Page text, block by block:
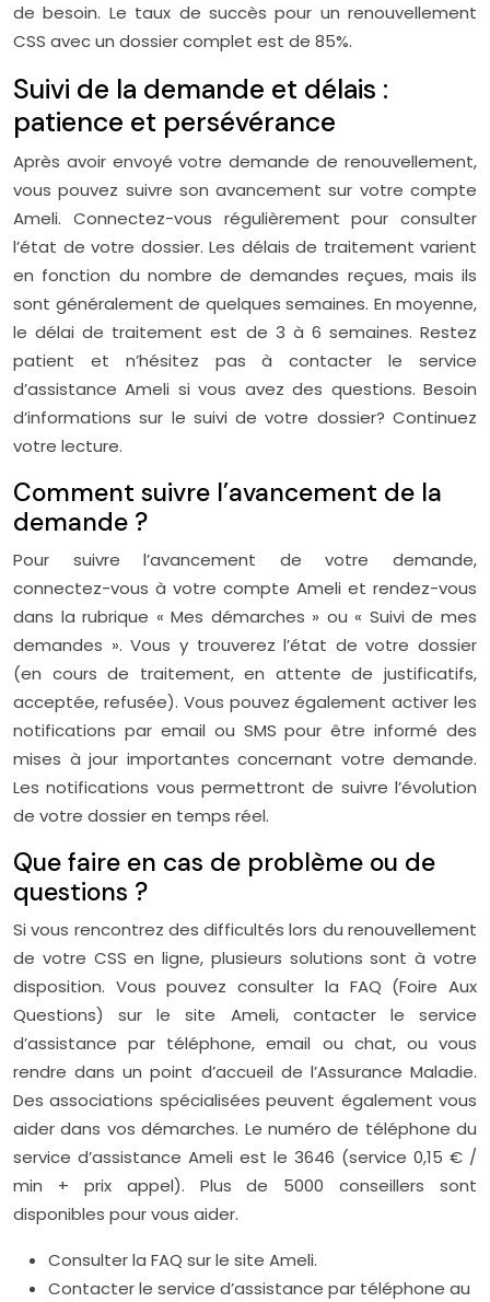
de besoin. Le taux de succès pour un renouvellement
CSS avec un dossier complet est de 85%.
Suivi de la demande et délais :
patience et persévérance
Après avoir envoyé votre demande de renouvellement,
vous pouvez suivre son avancement sur votre compte
Ameli. Connectez-vous régulièrement pour consulter
l’état de votre dossier. Les délais de traitement varient
en fonction du nombre de demandes reçues, mais ils
sont généralement de quelques semaines. En moyenne,
le délai de traitement est de 3 à 6 semaines. Restez
patient et n’hésitez pas à contacter le service
d’assistance Ameli si vous avez des questions. Besoin
d’informations sur le suivi de votre dossier? Continuez
votre lecture.
Comment suivre l’avancement de la
demande ?
Pour suivre l’avancement de votre demande,
connectez-vous à votre compte Ameli et rendez-vous
dans la rubrique « Mes démarches » ou « Suivi de mes
demandes ». Vous y trouverez l’état de votre dossier
(en cours de traitement, en attente de justificatifs,
acceptée, refusée). Vous pouvez également activer les
notifications par email ou SMS pour être informé des
mises à jour importantes concernant votre demande.
Les notifications vous permettront de suivre l’évolution
de votre dossier en temps réel.
Que faire en cas de problème ou de
questions ?
Si vous rencontrez des difficultés lors du renouvellement
de votre CSS en ligne, plusieurs solutions sont à votre
disposition. Vous pouvez consulter la FAQ (Foire Aux
Questions) sur le site Ameli, contacter le service
d’assistance par téléphone, email ou chat, ou vous
rendre dans un point d’accueil de l’Assurance Maladie.
Des associations spécialisées peuvent également vous
aider dans vos démarches. Le numéro de téléphone du
service d’assistance Ameli est le 3646 (service 0,15 € /
min + prix appel). Plus de 5000 conseillers sont
disponibles pour vous aider.
Consulter la FAQ sur le site Ameli.
Contacter le service d’assistance par téléphone au